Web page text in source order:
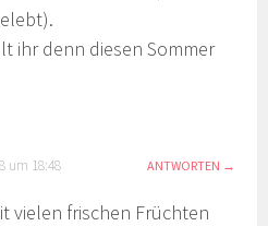
ihr denn diesen Sommer
um 18:48 ANTWORTEN
vielen frischen Früchten